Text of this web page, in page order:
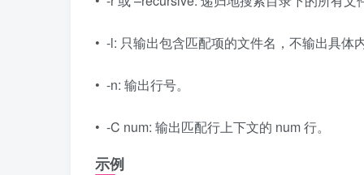
• -l: 只输出包含匹配项的文件名，不输出具体内
• -n: 输出行号。
• -C num: 输出匹配行上下文的 num 行。
示例